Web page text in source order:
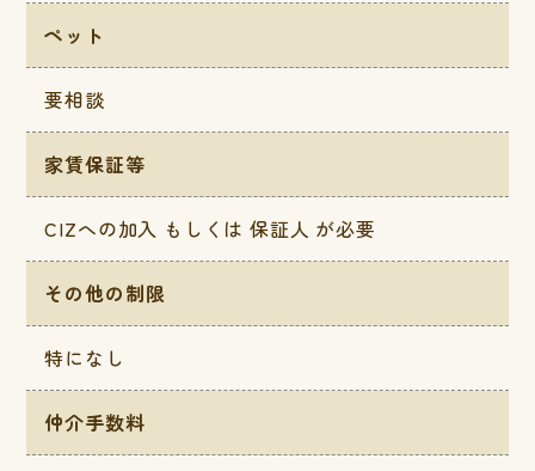
ペット
要相談
家賃保証等
CIZへの加入 もしくは 保証人 が必要
その他の制限
特になし
仲介手数料